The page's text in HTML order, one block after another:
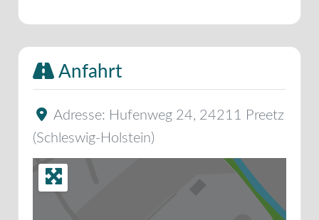
Anfahrt
Adresse: Hufenweg 24, 24211
Preetz
(Schleswig-Holstein)